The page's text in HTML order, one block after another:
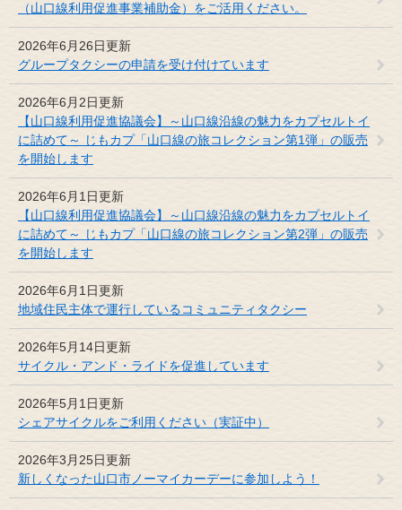
（山口線利用促進事業補助金）をご活用ください。
2026年6月26日更新
グループタクシーの申請を受け付けています
2026年6月2日更新
【山口線利用促進協議会】～山口線沿線の魅力をカプセルトイ
に詰めて～ じもカプ「山口線の旅コレクション第1弾」の販売
を開始します
2026年6月1日更新
【山口線利用促進協議会】～山口線沿線の魅力をカプセルトイ
に詰めて～ じもカプ「山口線の旅コレクション第2弾」の販売
を開始します
2026年6月1日更新
地域住民主体で運行しているコミュニティタクシー
2026年5月14日更新
サイクル・アンド・ライドを促進しています
2026年5月1日更新
シェアサイクルをご利用ください（実証中）
2026年3月25日更新
新しくなった山口市ノーマイカーデーに参加しよう！